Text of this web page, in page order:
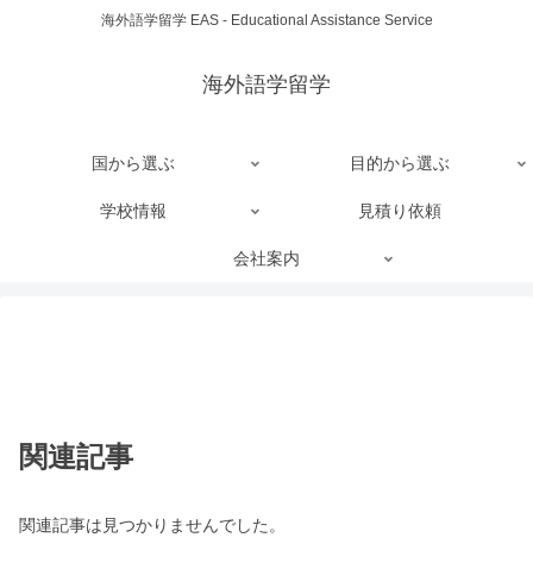
海外語学留学 EAS - Educational Assistance Service
海外語学留学
国から選ぶ 目的から選ぶ
学校情報 見積り依頼
会社案内
関連記事
関連記事は見つかりませんでした。